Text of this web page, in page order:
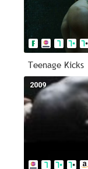
Teenage Kicks
2009